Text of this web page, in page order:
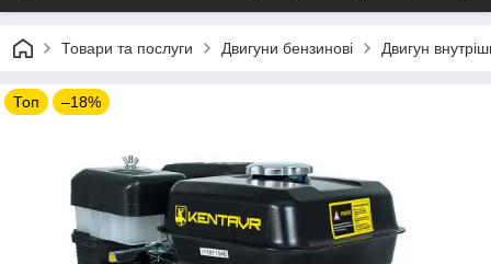
Товари та послуги Двигуни бензинові Двигун
Топ –18%